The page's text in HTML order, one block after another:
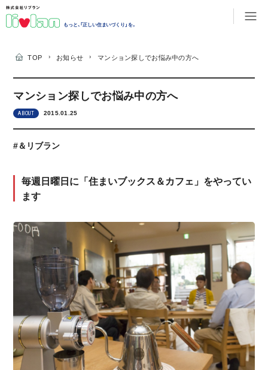
もっと、「正しい住まいづくり」を。
TOP › お知らせ › マンション探しでお悩み中の方へ
マンション探しでお悩み中の方へ
ABOUT 2015.01.25
#＆リブラン
毎週日曜日に「住まいブックス＆カフェ」をやってい
ます